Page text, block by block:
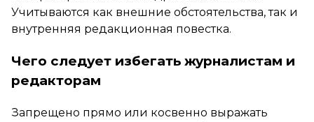
Учитываются как внешние обстоятельства, так и
внутренняя редакционная повестка.
Чего следует избегать журналистам и
редакторам
Запрещено прямо или косвенно выражать